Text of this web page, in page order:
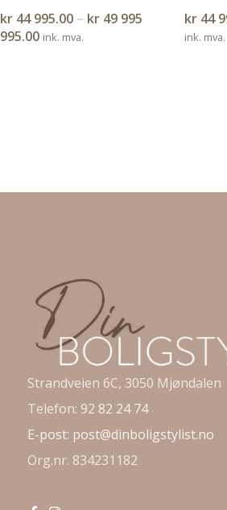
kr 44 995.00 – kr 49 995
995.00 ink. mva.
kr 44
ink. mva.
Strandveien 6C, 3050 Mjøndalen
Telefon: 92 82 24 74
E-post: post@dinboligstylist.no
Org.nr. 834231182